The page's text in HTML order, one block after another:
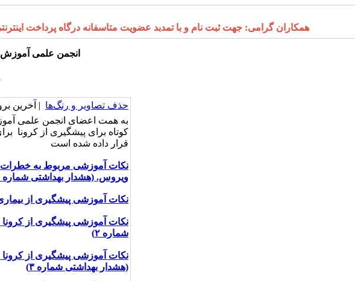
همکاران گرامی: جهت ثبت نام و با تمدبد عضویت متاسفانه درگاه پرداخت اینترنتی دچار
انجمن علمی
حذف تصاویر و رنگ‌ها | آخرین
به همت اعضای انجمن علمی
کوتاه برای پیشگیری از کرونا
قرار داده شده است
نکات آموزشی مربوط به خطرات
ویروس. (هشدار بهداشتی شماره ۱)
نکات آموزشی پیشگیری از
نکات آموزشی پیشگیری از
شماره ۲)
نکات آموزشی پیشگیری از
(هشدار بهداشتی شماره ۳)